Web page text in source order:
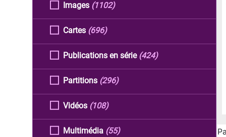
Images (1102)
Cartes (696)
Publications en série (424)
Partitions (296)
Vidéos (108)
Multimédia (55)